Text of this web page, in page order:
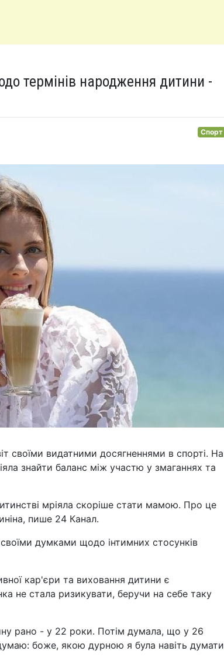
термінів народження дитини -
Спорт
своїми видатними досягненнями в спорті. На
знайти баланс між участю у змаганнях та
мріяла скоріше стати мамою. Про це
пише 24 Канал.
думками щодо інтимних стосунків
кар'єри та виховання дитини є
не стала ризикувати, беручи на себе таку
рано - у 22 роки. Потім думала, що у 26
боже, якою дурною я була навіть думати